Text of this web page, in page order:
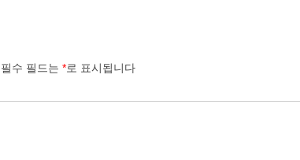
필수 필드는 *로 표시됩니다